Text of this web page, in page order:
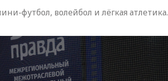
футбол, волейбол и лёгкая атлетика.